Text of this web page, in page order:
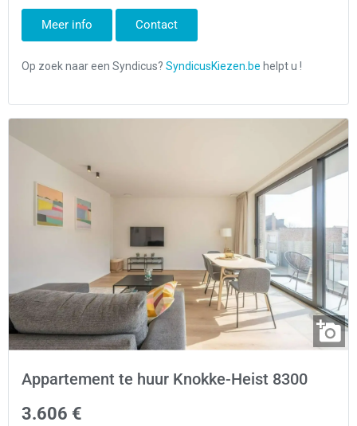
Meer info Contact
Appartement te huur Knokke-Heist 8300
3.606 €